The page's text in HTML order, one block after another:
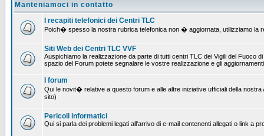
Manteniamoci in contatto
I recapiti telefonici dei Centri TLC
Poich� spesso la nostra rubrica telefonica non � aggiornata, utilizziamo la
Siti Web dei Centri TLC VVF
Auspichiamo la realizzazione da parte di tutti centri TLC dei Vigili del Fuoco
spazio del Forum potete segnalare le vostre realizzazione e gli
I forum
Qui le novit� relative a questo forum e alle altre iniziative ufficiali della
sito)
Pericoli informatici
Qui si parla dei problemi legati all'arrivo di e-mail contenenti allegati o link a